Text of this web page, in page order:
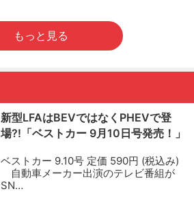
もっと見る
新型LFAはBEVではなくPHEVで登
場?!「ベストカー 9月10日号発売！」
ベストカー 9.10号 定価 590円 (税込み)
自動車メーカー出演のテレビ番組が
SN…